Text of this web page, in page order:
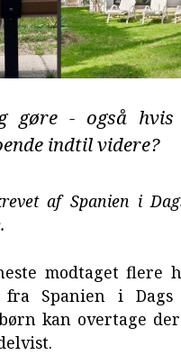
gøre - også
indtil videre?
af Spanien i
modtaget flere
Spanien i
kan overtage